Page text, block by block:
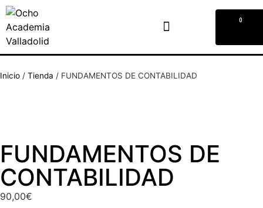
0
Inicio / Tienda / FUNDAMENTOS DE CONTABILIDAD
FUNDAMENTOS DE
CONTABILIDAD
90,00€